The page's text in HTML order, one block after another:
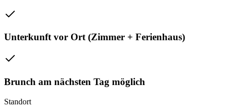
Unterkunft vor Ort (Zimmer + Ferienhaus)
Brunch am nächsten Tag möglich
Standort